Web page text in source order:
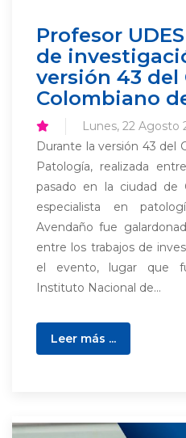
Profesor
de
versión 43 del
Colombiano
Lunes, 22 Agosto
Durante la versión 43 del
Patología, realizada
pasado en la ciudad de
especialista en
Avendaño fue
entre los trabajos de
el evento, lugar que
Instituto Nacional de...
Leer más ...